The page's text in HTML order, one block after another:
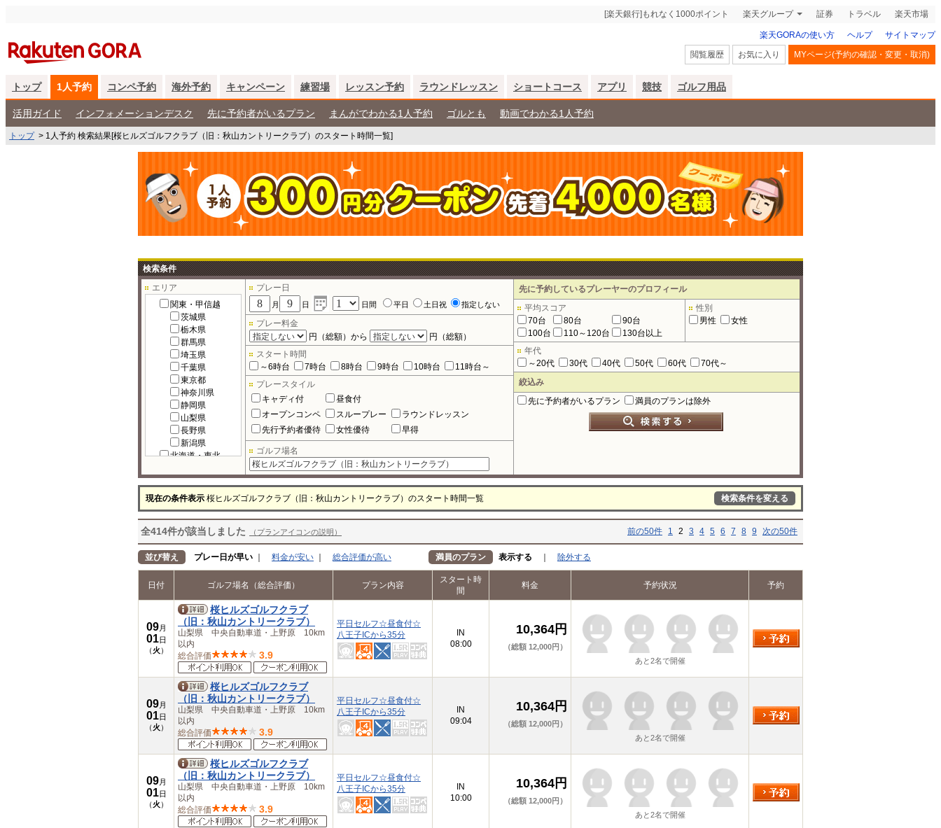
[楽天銀行]もれなく1000ポイント 楽天グループ 証券 トラベル 楽天市場
楽天GORAの使い方 ヘルプ
サイトマップ
閲覧履歴
お気に入り MYページ(予約の確認・変更・取消)
トップ 1人予約 コンペ予約 海外予約 キャンペーン 練習場 レッスン予約 ラウンドレッスン ショートコース アプリ 競技 ゴルフ用品
活用ガイド インフォメーションデスク 先に予約者がいるプラン まんがでわかる1人予約 ゴルとも 動画でわかる1人予約
トップ> 1人予約 検索結果[桜ヒルズゴルフクラブ（旧：秋山カントリークラブ）のスタート時間一覧]
検索条件
エリア
関東・甲信越
茨城県
栃木県
群馬県
埼玉県
千葉県
東京都
神奈川県
静岡県
山梨県
長野県
新潟県
北海道・東北
宮城県
福島県
秋田県
青森県
山形県
北陸
富山県
中部
岐阜県
愛知県
三重県
近畿
滋賀県
京都府
大阪府
兵庫県
奈良県
和歌山県
鳥取県
島根県
岡山県
広島県
山口県
プレー日
月 日 日間 平日 土日祝 指定しない
プレー料金
円（総額）から
円（総額）
スタート時間
～6時台
7時台 8時台 9時台 10時台
11時台～
プレースタイル
キャディ付
昼食付
オープンコンペ
スループレー
ラウンドレッスン
先行予約者優待
女性優待 早得
ゴルフ場名
先に予約しているプレーヤーのプロフィール
平均スコア
70台
80台
90台
100台
110～120台 130台以上
性別
男性
女性
年代
～20代
30代 40代 50代 60代
70代～
絞込み
先に予約者がいるプラン
満員のプランは除外
現在の条件表示 桜ヒルズゴルフクラブ（旧：秋山カントリークラブ）のスタート時間一覧 検索条件を変える
全414件が該当しました （プランアイコンの説明） 前の50件 1 2 3 4 5 6 7 8 9 次の50件
並び替え プレー日が早い 料金が安い 総合評価が高い 満員のプラン 表示する 除外する
日付 ゴルフ場名（総合評価） プラン内容
スタート時
間
料金 予約状況 予約
09月
01日
（火）
桜ヒルズゴルフクラブ
（旧：秋山カントリークラブ）
山梨県 中央自動車道・上野原 10km
以内
総合評価
3.9
平日セルフ☆昼食付☆
八王子ICから35分
IN
08:00
10,364円
（総額 12,000円）
あと2名で開催
09月
01日
（ 火 ）
桜ヒルズゴルフクラブ
（旧：秋山カントリークラブ）
山梨県 中央自動車道・上野原 10km
以内
総合評価
3.9
平日セルフ☆昼食付☆
八王子ICから35分
IN
09:04
10,364円
（総額 12,000円）
あと2名で開催
09月
01日
（火）
桜ヒルズゴルフクラブ
（旧：秋山カントリークラブ）
山梨県 中央自動車道・上野原 10km
以内
総合評価
3.9
平日セルフ☆昼食付☆
八王子ICから35分
IN
10:00
10,364円
（総額 12,000円）
あと2名で開催